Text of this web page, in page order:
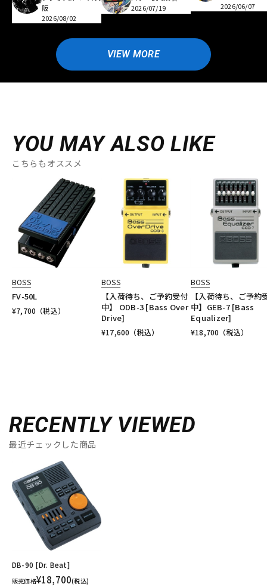
阪
2026/08/02
2026/07/19
2026/06/07
VIEW MORE
YOU MAY ALSO LIKE
こちらもオススメ
BOSS
FV-50L
¥7,700 （税込）
BOSS
【入荷待ち、ご予約受付
中】 ODB-3 [Bass Over
Drive]
¥17,600 （税込）
BOSS
【入荷待ち、ご予約
中】GEB-7 [Bass
Equalizer]
¥18,700 （税込）
RECENTLY VIEWED
最近チェックした商品
DB-90 [Dr. Beat]
販売価格¥18,700(税込)